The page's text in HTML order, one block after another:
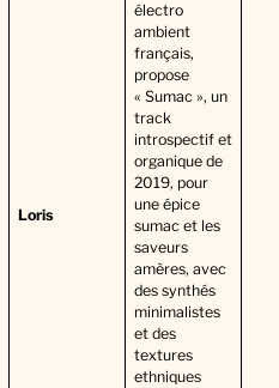
Loris
électro
ambient
français,
propose
« Sumac », un
track
introspectif et
organique de
2019, pour
une épice
sumac et les
saveurs
amères, avec
des synthés
minimalistes
et des
textures
ethniques